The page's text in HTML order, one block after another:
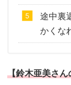
途中裏
かくな
【鈴木亜美さ